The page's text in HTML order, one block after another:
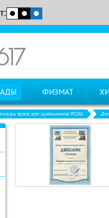
ФИЗМАТ
вузов для школьников РСОШ